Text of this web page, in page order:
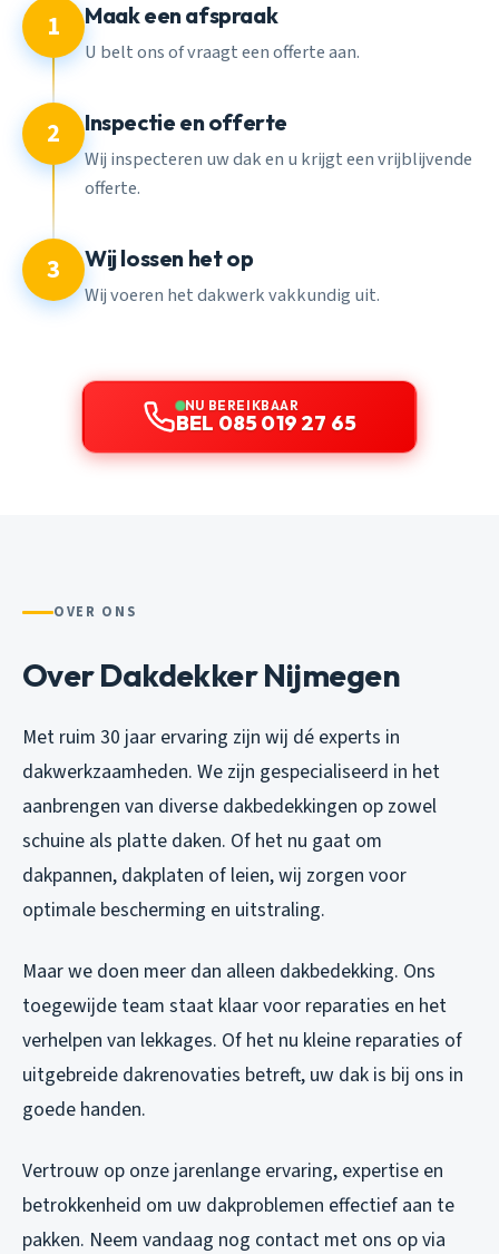
1 Maak een afspraak
U belt ons of vraagt een offerte aan.
2 Inspectie en offerte
Wij inspecteren uw dak en u krijgt een vrijblijvende
offerte.
3 Wij lossen het op
Wij voeren het dakwerk vakkundig uit.
NU BEREIKBAAR
BEL 085 019 27 65
OVER ONS
Over Dakdekker Nijmegen
Met ruim 30 jaar ervaring zijn wij dé experts in
dakwerkzaamheden. We zijn gespecialiseerd in het
aanbrengen van diverse dakbedekkingen op zowel
schuine als platte daken. Of het nu gaat om
dakpannen, dakplaten of leien, wij zorgen voor
optimale bescherming en uitstraling.
Maar we doen meer dan alleen dakbedekking. Ons
toegewijde team staat klaar voor reparaties en het
verhelpen van lekkages. Of het nu kleine reparaties of
uitgebreide dakrenovaties betreft, uw dak is bij ons in
goede handen.
Vertrouw op onze jarenlange ervaring, expertise en
betrokkenheid om uw dakproblemen effectief aan te
pakken. Neem vandaag nog contact met ons op via